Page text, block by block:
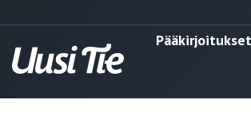
Pääkirjoitukset